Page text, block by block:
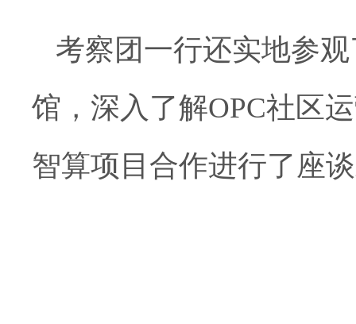
考察团一行还实地参
馆，深入了解OPC社区
智算项目合作进行了座